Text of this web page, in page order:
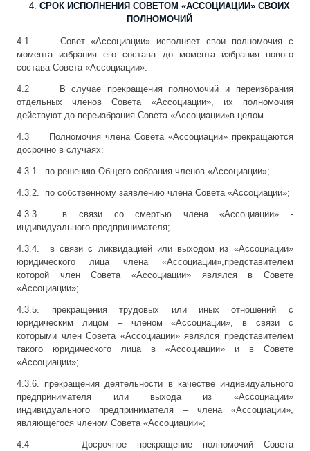
СРОК ИСПОЛНЕНИЯ СОВЕТОМ «АССОЦИАЦИИ» СВОИХ
ПОЛНОМОЧИЙ
4.1 Совет «Ассоциации» исполняет свои полномочия с
момента избрания его состава до момента избрания нового
состава Совета «Ассоциации».
4.2 В случае прекращения полномочий и переизбрания
отдельных членов Совета «Ассоциации», их полномочия
действуют до переизбрания Совета «Ассоциации»в целом.
4.3 Полномочия члена Совета «Ассоциации» прекращаются
досрочно в случаях:
4.3.1. по решению Общего собрания членов «Ассоциации»;
4.3.2. по собственному заявлению члена Совета «Ассоциации»;
4.3.3. в связи со смертью члена «Ассоциации» -
индивидуального предпринимателя;
4.3.4. в связи с ликвидацией или выходом из «Ассоциации»
юридического лица члена «Ассоциации»,представителем
которой член Совета «Ассоциации» являлся в Совете
«Ассоциации»;
4.3.5. прекращения трудовых или иных отношений с
юридическим лицом – членом «Ассоциации», в связи с
которыми член Совета «Ассоциации» являлся представителем
такого юридического лица в «Ассоциации» и в Совете
«Ассоциации»;
4.3.6. прекращения деятельности в качестве индивидуального
предпринимателя или выхода из «Ассоциации»
индивидуального предпринимателя – члена «Ассоциации»,
являющегося членом Совета «Ассоциации»;
4.4 Досрочное прекращение полномочий Совета